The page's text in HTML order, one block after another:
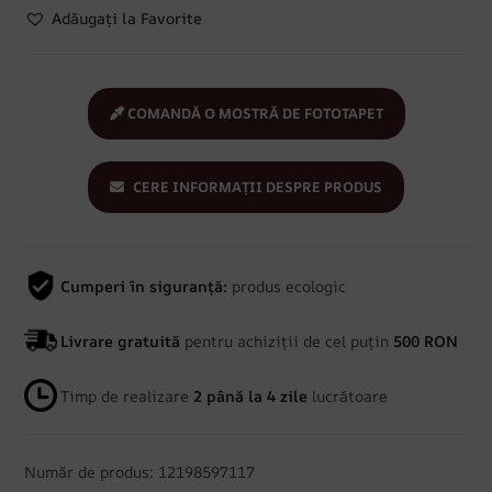
Adăugați la Favorite
COMANDĂ O MOSTRĂ DE FOTOTAPET
CERE INFORMAȚII DESPRE PRODUS
Cumperi în siguranță: produs ecologic
Livrare gratuită pentru achiziții de cel puțin 500 RON
Timp de realizare 2 până la 4 zile lucrătoare
Număr de produs: 12198597117